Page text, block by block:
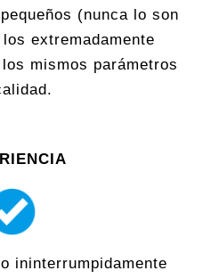
(nunca lo son
extremadamente
mismos parámetros
ininterrumpidamente